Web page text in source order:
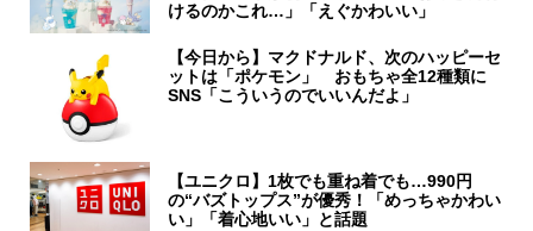
けるのかこれ…」「えぐかわいい」
【今日から】マクドナルド、次のハッピーセ
ットは「ポケモン」 おもちゃ全12種類に
SNS「こういうのでいいんだよ」
【ユニクロ】1枚でも重ね着でも…990円
の“バズトップス”が優秀！「めっちゃかわい
い」「着心地いい」と話題